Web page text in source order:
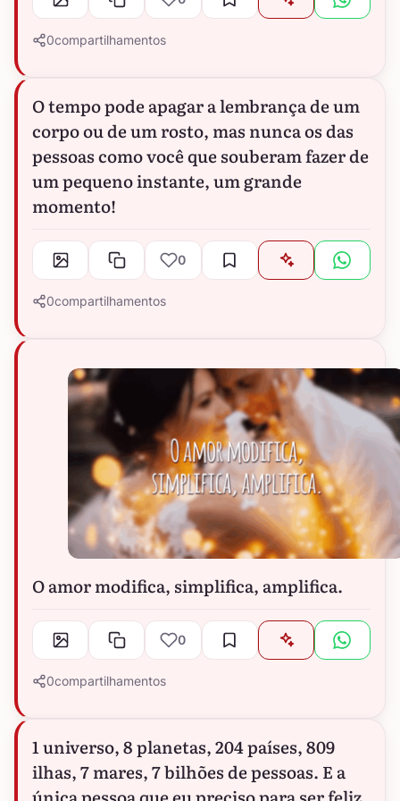
0compartilhamentos
O tempo pode apagar a lembrança de um
corpo ou de um rosto, mas nunca os das
pessoas como você que souberam fazer de
um pequeno instante, um grande
momento!
0
0compartilhamentos
O amor modifica, simplifica, amplifica.
0
0compartilhamentos
1 universo, 8 planetas, 204 países, 809
ilhas, 7 mares, 7 bilhões de pessoas. E a